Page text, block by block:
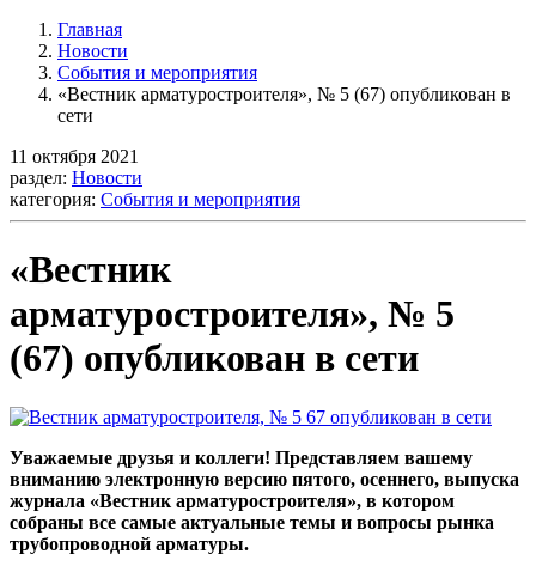
Главная
Новости
События и мероприятия
«Вестник арматуростроителя», № 5 (67) опубликован в
сети
11 октября 2021
раздел: Новости
категория: События и мероприятия
«Вестник
арматуростроителя», № 5
(67) опубликован в сети
Уважаемые друзья и коллеги! Представляем вашему
вниманию электронную версию пятого, осеннего, выпуска
журнала «Вестник арматуростроителя», в котором
собраны все самые актуальные темы и вопросы рынка
трубопроводной арматуры.